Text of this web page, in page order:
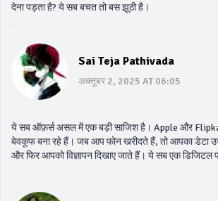
देना पड़ता है? ये सब बचत तो बस झूठी है।
Sai Teja Pathivada
अक्तूबर 2, 2025 AT 06:05
ये सब ऑफ़र्स असल में एक बड़ी साजिश है। Apple और
बेवकूफ बना रहे हैं। जब आप फोन खरीदते हैं, तो आपका डेटा
और फिर आपको विज्ञापन दिखाए जाते हैं। ये सब एक डिजिटल